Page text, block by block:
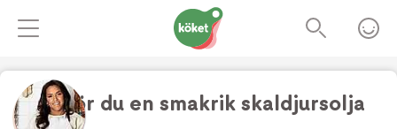
Så gör du en smakrik skaldjursolja